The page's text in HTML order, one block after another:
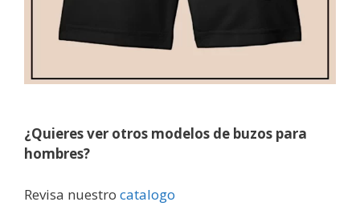
¿Quieres ver otros modelos de buzos para
hombres?
Revisa nuestro catalogo